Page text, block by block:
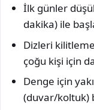
İlk günler
dakika) ile
Dizleri
çoğu kişi için
Denge için
(duvar/koltuk)